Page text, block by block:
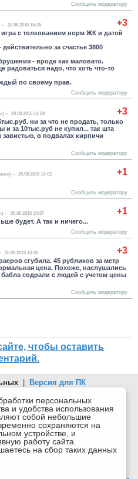
Сообщить модератору
+3
20.08.2015 15:25
игра с толкованием норм ЖК и датой
за счастье 3800
- вроде как маловато.
надо, что хоть что-то
по своему прав.
Сообщить модератору
+3
20.08.2015 14:08
ни за что не продать, только
и за 10тыс.руб не купил... так шта
завистью, в подвалах кирпичи
Сообщить модератору
+1
20.08.2015 14:02
Сообщить модератору
+1
20.08.2015 13:07
будет. А так и ничего...
Сообщить модератору
+3
20.08.2015 13:05
сгубила. 45 рубликов за метр
цена. Похоже, наслушались
содрали с людей с учетом цены
Сообщить модератору
чтобы оставить
Версия для ПК
Северодвинск tv29.ru
under the GNU General Public
Mobile Joomla!
Version
77001 от
Рудалев А.Г.
новости поморья,
персональных
и удобства использования
собой небольшие
сохраняются на
устройстве, и
работу сайта.
на сбор таких данных